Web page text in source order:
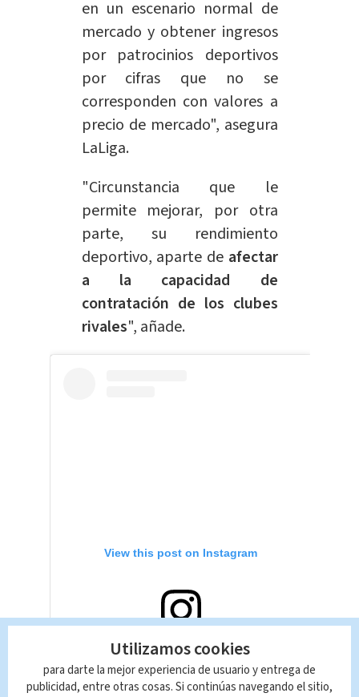
en un escenario normal de
mercado y obtener ingresos
por patrocinios deportivos
por cifras que no se
corresponden con valores a
precio de mercado", asegura
LaLiga.
"Circunstancia que le
permite mejorar, por otra
parte, su rendimiento
deportivo, aparte de afectar
a la capacidad de
contratación de los clubes
rivales", añade.
View this post on Instagram
Utilizamos cookies
para darte la mejor experiencia de usuario y entrega de
publicidad, entre otras cosas. Si continúas navegando el sitio,